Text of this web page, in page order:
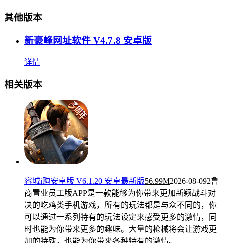
其他版本
新豪峰网址软件 V4.7.8 安卓版
详情
相关版本
容城i购安卓版 V6.1.20 安卓最新版56.99M2026-08-092鲁
商置业员工版APP是一款能够为你带来更加新颖战斗对
决的吃鸡类手机游戏，所有的玩法都是与众不同的，你
可以通过一系列特有的玩法设定来感受更多的激情，同
时也能为你带来更多的趣味。大量的枪械将会让游戏更
加的特殊，也能为你带来各种特有的激情。